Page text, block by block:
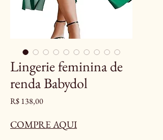
Lingerie feminina de
renda Babydol
R$ 138,00Preço
COMPRE AQUI